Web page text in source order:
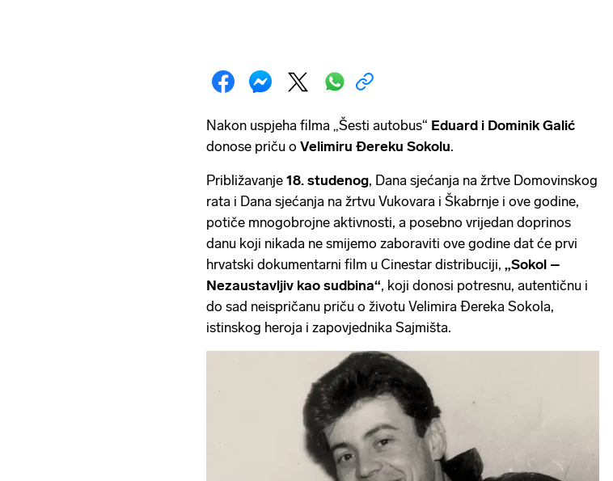
Nakon uspjeha filma „Šesti autobus“ Eduard i Dominik Galić
donose priču o Velimiru Đereku Sokolu.
Približavanje 18. studenog, Dana sjećanja na žrtve Domovinskog
rata i Dana sjećanja na žrtvu Vukovara i Škabrnje i ove godine,
potiče mnogobrojne aktivnosti, a posebno vrijedan doprinos
danu koji nikada ne smijemo zaboraviti ove godine dat će prvi
hrvatski dokumentarni film u Cinestar distribuciji, „Sokol –
Nezaustavljiv kao sudbina“, koji donosi potresnu, autentičnu i
do sad neispričanu priču o životu Velimira Đereka Sokola,
istinskog heroja i zapovjednika Sajmišta.